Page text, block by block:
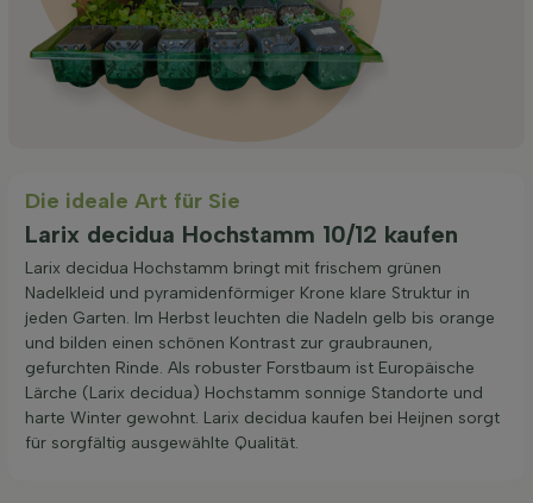
Die ideale Art für Sie
Larix decidua Hochstamm 10/12 kaufen
Larix decidua Hochstamm bringt mit frischem grünen
Nadelkleid und pyramidenförmiger Krone klare Struktur in
jeden Garten. Im Herbst leuchten die Nadeln gelb bis orange
und bilden einen schönen Kontrast zur graubraunen,
gefurchten Rinde. Als robuster Forstbaum ist Europäische
Lärche (Larix decidua) Hochstamm sonnige Standorte und
harte Winter gewohnt. Larix decidua kaufen bei Heijnen sorgt
für sorgfältig ausgewählte Qualität.